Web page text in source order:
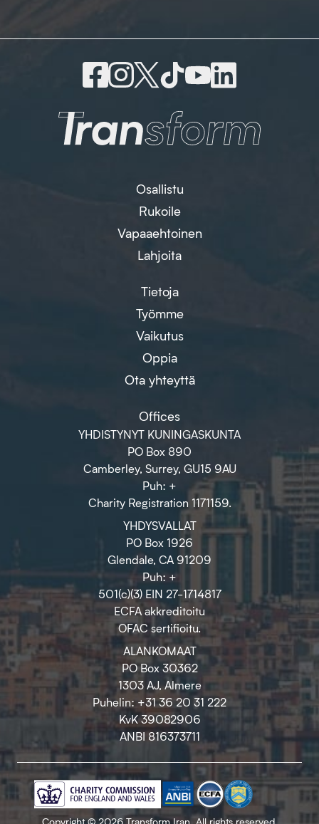
Osallistu
Rukoile
Vapaaehtoinen
Lahjoita
Tietoja
Työmme
Vaikutus
Oppia
Ota yhteyttä
Offices
YHDISTYNYT KUNINGASKUNTA
PO Box 890
Camberley, Surrey, GU15 9AU
Puh: +
Charity Registration 1171159.
YHDYSVALLAT
PO Box 1926
Glendale, CA 91209
Puh: +
501(c)(3) EIN 27-1714817
ECFA akkreditoitu
OFAC sertifioitu.
ALANKOMAAT
PO Box 30362
1303 AJ, Almere
Puhelin: +31 36 20 31 222
KvK 39082906
ANBI 816373711